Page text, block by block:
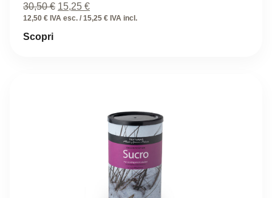
30,50€ Il
prezzo
15,25 €Il
prezzo
12,50 € IVA esc. / 15,25 € IVA incl.
Scopri